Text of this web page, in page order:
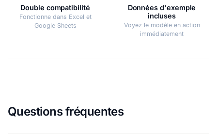
Double compatibilité
Fonctionne dans Excel et
Google Sheets
Données d'exemple
incluses
Voyez le modèle en action
immédiatement
Questions fréquentes